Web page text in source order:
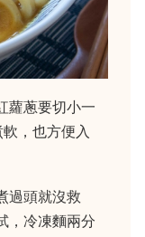
蘿蔥要切小一
，也方便入
過頭就沒救
，冷凍麵兩分